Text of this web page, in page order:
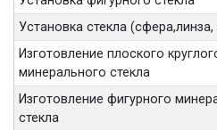
Установка стекла
Изготовление плоского
минерального стекла
Изготовление фигурного
стекла